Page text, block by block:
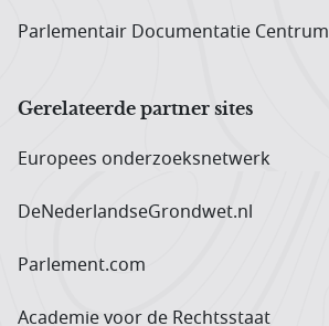
Parlementair Documentatie Centrum
Gerelateerde partner sites
Europees onderzoeks­netwerk
DeNederlandseGrondwet.nl
Parlement.com
Academie voor de Rechtsstaat